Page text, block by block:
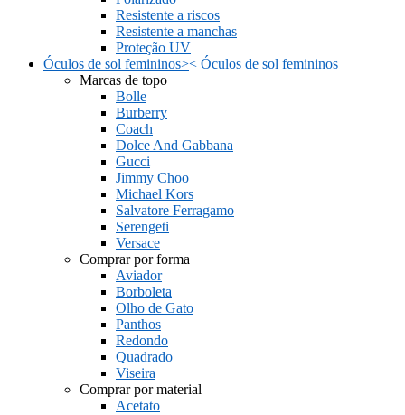
Resistente a riscos
Resistente a manchas
Proteção UV
Óculos de sol femininos>< Óculos de sol femininos
Marcas de topo
Bolle
Burberry
Coach
Dolce And Gabbana
Gucci
Jimmy Choo
Michael Kors
Salvatore Ferragamo
Serengeti
Versace
Comprar por forma
Aviador
Borboleta
Olho de Gato
Panthos
Redondo
Quadrado
Viseira
Comprar por material
Acetato